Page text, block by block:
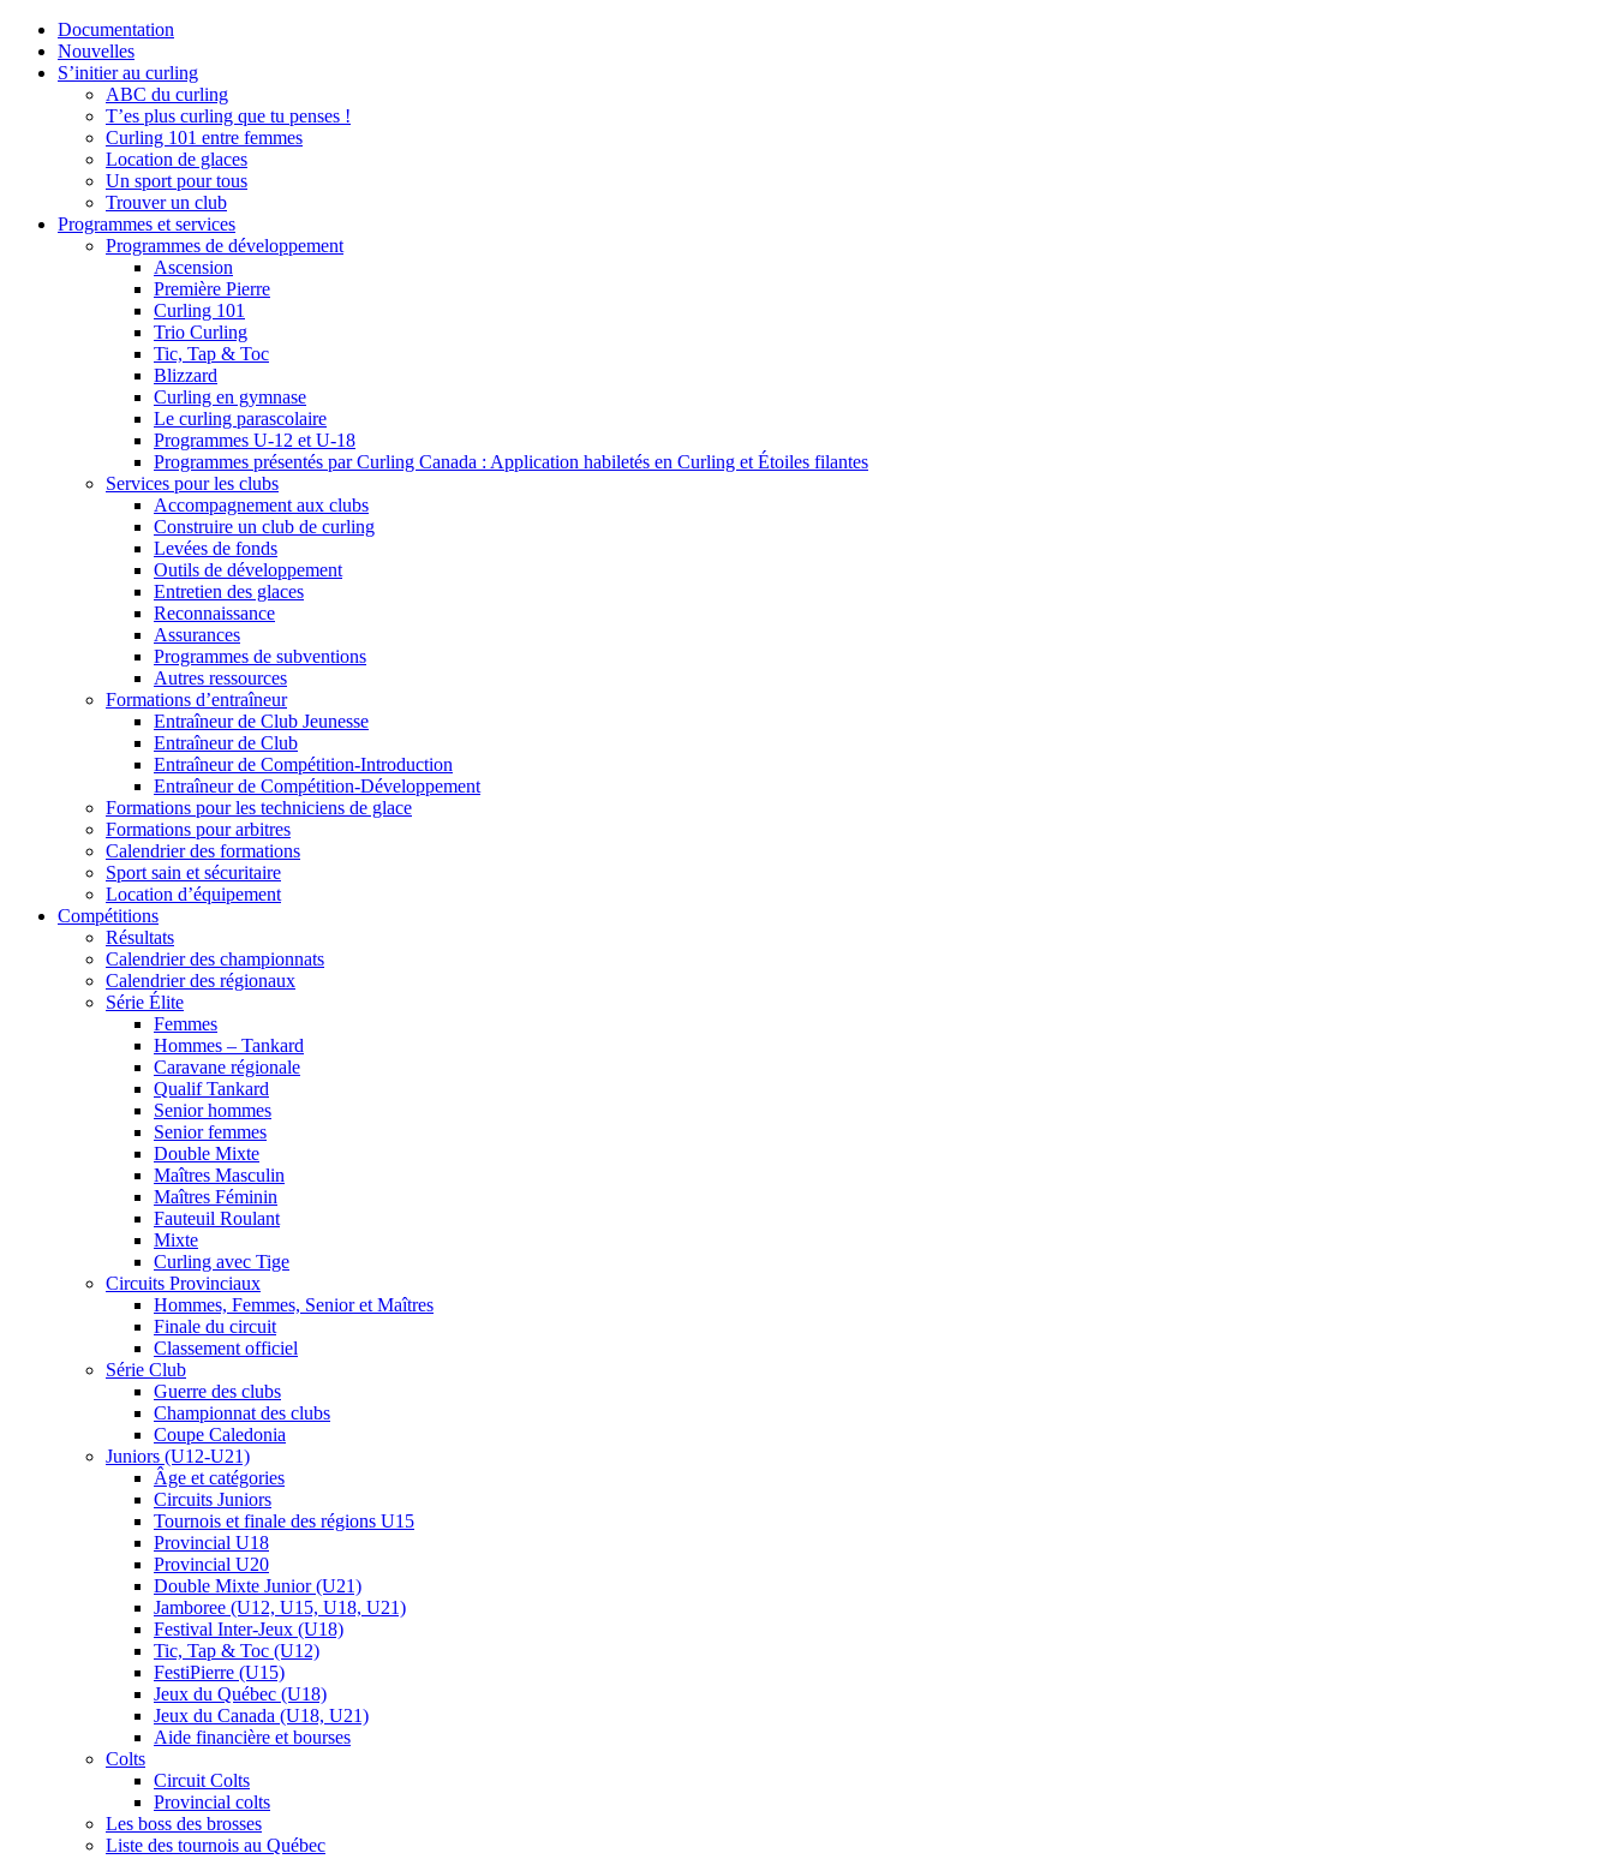
Documentation
Nouvelles
S’initier au curling
ABC du curling
T’es plus curling que tu penses !
Curling 101 entre femmes
Location de glaces
Un sport pour tous
Trouver un club
Programmes et services
Programmes de développement
Ascension
Première Pierre
Curling 101
Trio Curling
Tic, Tap & Toc
Blizzard
Curling en gymnase
Le curling parascolaire
Programmes U-12 et U-18
Programmes présentés par Curling Canada : Application habiletés en Curling et Étoiles filantes
Services pour les clubs
Accompagnement aux clubs
Construire un club de curling
Levées de fonds
Outils de développement
Entretien des glaces
Reconnaissance
Assurances
Programmes de subventions
Autres ressources
Formations d’entraîneur
Entraîneur de Club Jeunesse
Entraîneur de Club
Entraîneur de Compétition-Introduction
Entraîneur de Compétition-Développement
Formations pour les techniciens de glace
Formations pour arbitres
Calendrier des formations
Sport sain et sécuritaire
Location d’équipement
Compétitions
Résultats
Calendrier des championnats
Calendrier des régionaux
Série Élite
Femmes
Hommes – Tankard
Caravane régionale
Qualif Tankard
Senior hommes
Senior femmes
Double Mixte
Maîtres Masculin
Maîtres Féminin
Fauteuil Roulant
Mixte
Curling avec Tige
Circuits Provinciaux
Hommes, Femmes, Senior et Maîtres
Finale du circuit
Classement officiel
Série Club
Guerre des clubs
Championnat des clubs
Coupe Caledonia
Juniors (U12-U21)
Âge et catégories
Circuits Juniors
Tournois et finale des régions U15
Provincial U18
Provincial U20
Double Mixte Junior (U21)
Jamboree (U12, U15, U18, U21)
Festival Inter-Jeux (U18)
Tic, Tap & Toc (U12)
FestiPierre (U15)
Jeux du Québec (U18)
Jeux du Canada (U18, U21)
Aide financière et bourses
Colts
Circuit Colts
Provincial colts
Les boss des brosses
Liste des tournois au Québec